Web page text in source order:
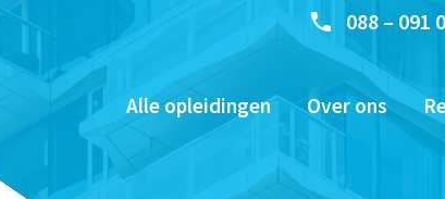
088 – 091
Alle opleidingen Over ons